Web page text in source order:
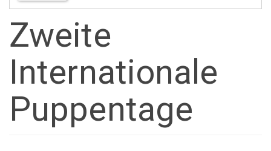
Zweite
Internationale
Puppentage